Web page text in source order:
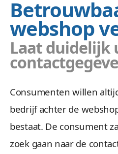
webshop
Laat duidelijk
Consumenten willen
bedrijf achter de
bestaat. De consument
zoek gaan naar de